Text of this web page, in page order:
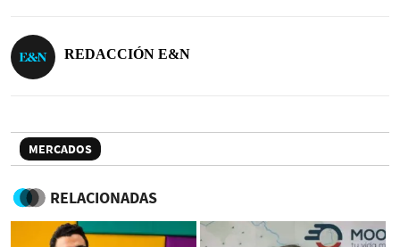
REDACCIÓN E&N
MERCADOS
RELACIONADAS